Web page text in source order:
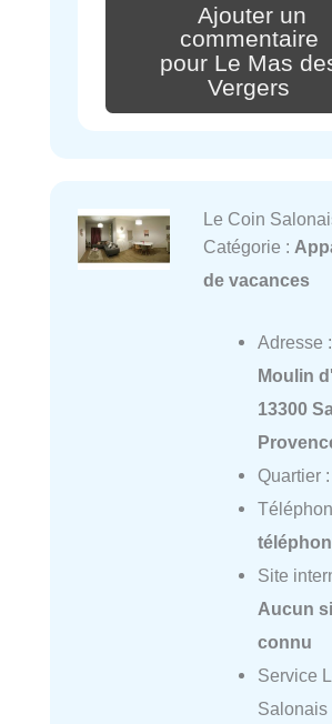
Ajouter un
commentaire
pour Le Mas
Vergers
Le Coin
Catégorie :
de vacances
Adresse :
Moulin
13300
Quartier :
Site
Aucun
connu
Service
Salonais